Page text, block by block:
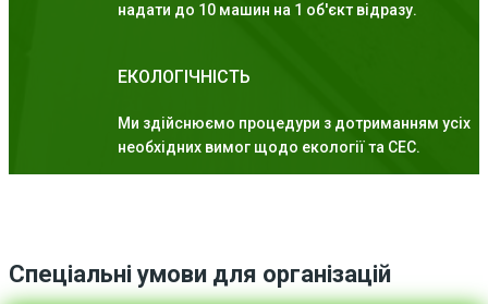
надати до 10 машин на 1 об'єкт відразу.
ЕКОЛОГІЧНІСТЬ
Ми здійснюємо процедури з дотриманням усіх
необхідних вимог щодо екології та СЕС.
Спеціальні умови для організацій